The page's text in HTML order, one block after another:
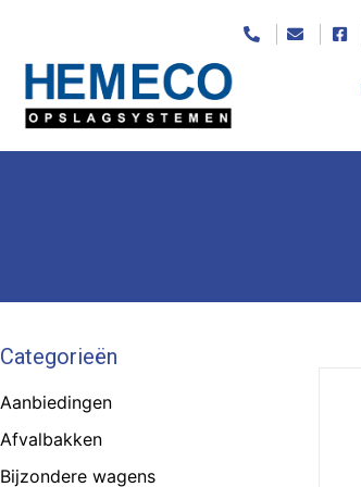
Categorieën
Aanbiedingen
Afvalbakken
Bijzondere wagens